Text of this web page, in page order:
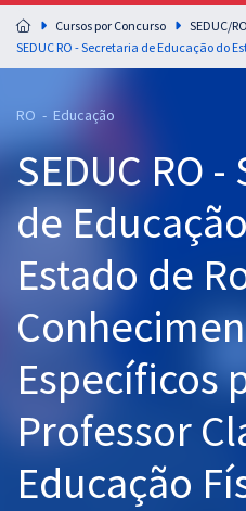
Preparação completa e intensiva para
residências em saúde do Brasil
Cursos 20% OFF
Pós
Graduação
OAB
Questões grátis
Conteúdo gratuito
Cursos por Concurso
SEDUC/RO
RO - Educação
SEDUC RO
de
Estado de
Específicos
Professor
Educação